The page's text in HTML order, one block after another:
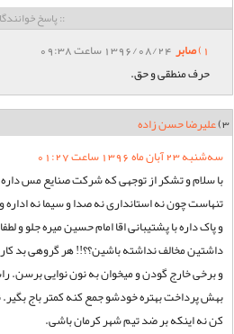
:: پاسخ
1) صابر1396/08/24 ساعت 09:38
حرف منطقی و حق.
3) علیرضا حسن زاده
سه‌شنبه 23 آبان ماه 1396 ساعت 01:27
با سلام و تشکر از توجهی که شرکت صنایع مس
تنهاست چون نه استانداری نه صدا و سیما نه
و پاک داره با پشتیبانی اقا امام حسین میره جلو و
داشتین مخالف نداشته باشین؟؟!! هر گروهی بد
و برخی خارج گودن و میخوان به نون نوایی برسن.
بهش پرداخت بهتره خودشو جمع کنه کمتر باج
کن نه اینکه بر ضد تیم شهر کرمان باشی.